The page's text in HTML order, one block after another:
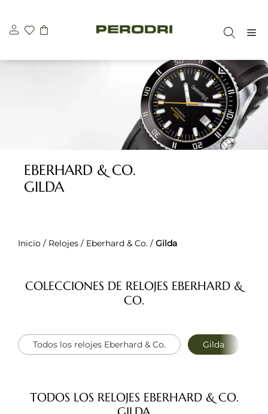
contenido
EBERHARD & CO.
GILDA
Inicio / Relojes / Eberhard & Co. / Gilda
COLECCIONES DE RELOJES EBERHARD &
CO.
Todos los relojes Eberhard & Co. Gilda
TODOS LOS RELOJES EBERHARD & CO.